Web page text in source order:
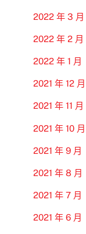
2022 年 3 月
2022 年 2 月
2022 年 1 月
2021 年 12 月
2021 年 11 月
2021 年 10 月
2021 年 9 月
2021 年 8 月
2021 年 7 月
2021 年 6 月